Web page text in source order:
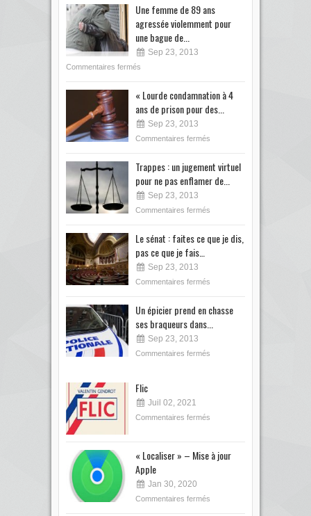
Une femme de 89 ans
agressée violemment pour
une bague de...
Sep 23, 2013
Commentaires fermés
« Lourde condamnation à 4
ans de prison pour des...
Sep 23, 2013
Commentaires fermés
Trappes : un jugement virtuel
pour ne pas enflamer de...
Sep 23, 2013
Commentaires fermés
Le sénat : faites ce que je dis,
pas ce que je fais…
Sep 23, 2013
Commentaires fermés
Un épicier prend en chasse
ses braqueurs dans...
Sep 23, 2013
Commentaires fermés
Flic
Juil 02, 2021
Commentaires fermés
« Localiser » – Mise à jour
Apple
Jan 30, 2020
Commentaires fermés